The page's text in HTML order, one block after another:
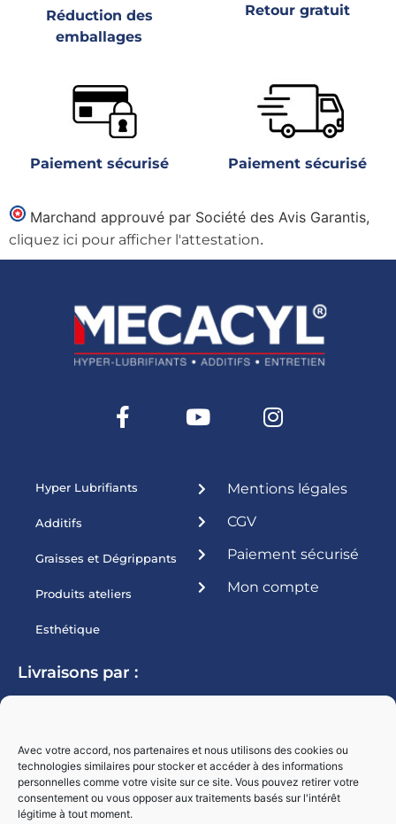
Avec votre accord, nos partenaires et nous utilisons des cookies ou
technologies similaires pour stocker et accéder à des informations
personnelles comme votre visite sur ce site. Vous pouvez retirer votre
consentement ou vous opposer aux traitements basés sur l'intérêt
légitime à tout moment.
Réduction des
emballages
Retour gratuit
Paiement sécurisé Paiement sécurisé
Marchand approuvé par Société des Avis Garantis,
cliquez ici pour afficher l'attestation.
Hyper Lubrifiants
Additifs
Graisses et Dégrippants
Produits ateliers
Esthétique
Mentions légales
CGV
Paiement sécurisé
Mon compte
Livraisons par :